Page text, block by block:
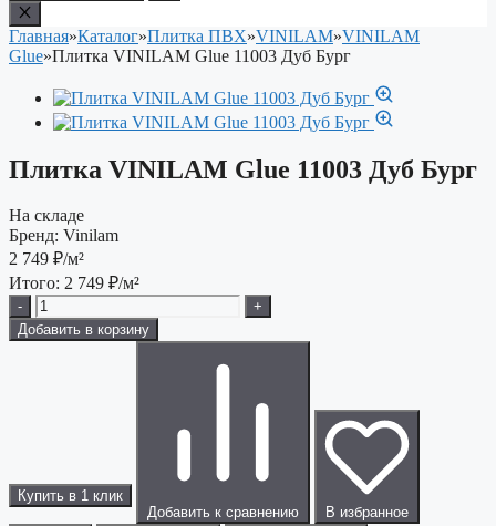
Главная»Каталог»Плитка ПВХ»VINILAM»VINILAM
Glue»Плитка VINILAM Glue 11003 Дуб Бург
Плитка VINILAM Glue 11003 Дуб Бург
На складе
Бренд: Vinilam
2 749 ₽/м²
Итого: 2 749 ₽/м²
-
+
Добавить в корзину
Купить в 1 клик
Добавить к сравнению
В избранное